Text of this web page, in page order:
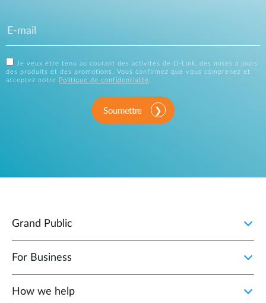
Je veux être tenu au courant des activités de D-Link, des mises à jours
des produits et des promotions. Vous confirmez que vous comprenez et
acceptez notre
Politique de confidentialité.
Soumettre
Grand Public
For Business
How we help